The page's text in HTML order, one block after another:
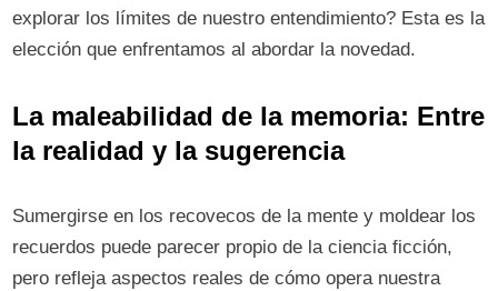
explorar los límites de nuestro entendimiento? Esta es la
elección que enfrentamos al abordar la novedad.
La maleabilidad de la memoria: Entre
la realidad y la sugerencia
Sumergirse en los recovecos de la mente y moldear los
recuerdos puede parecer propio de la ciencia ficción,
pero refleja aspectos reales de cómo opera nuestra